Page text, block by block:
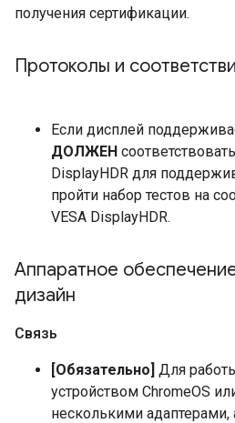
получения сертификации.
Протоколы и
Если дисплей
ДОЛЖЕН
DisplayHDR для
пройти набор тестов на
VESA DisplayHDR.
Аппаратное
дизайн
Связь
[Обязательно] Для
устройством ChromeOS
несколькими адаптерами,